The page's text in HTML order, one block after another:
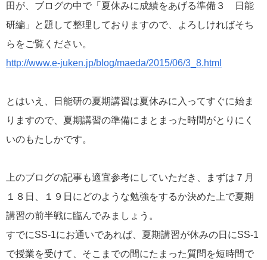
田が、ブログの中で「夏休みに成績をあげる準備３ 日能
研編」と題して整理しておりますので、よろしければそち
らをご覧ください。
http://www.e-juken.jp/blog/maeda/2015/06/3_8.html
とはいえ、日能研の夏期講習は夏休みに入ってすぐに始ま
りますので、夏期講習の準備にまとまった時間がとりにく
いのもたしかです。
上のブログの記事も適宜参考にしていただき、まずは７月
１８日、１９日にどのような勉強をするか決めた上で夏期
講習の前半戦に臨んでみましょう。
すでにSS-1にお通いであれば、夏期講習が休みの日にSS-1
で授業を受けて、そこまでの間にたまった質問を短時間で